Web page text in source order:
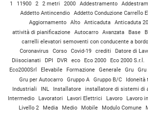
1 11900 2 2 metri 2000 Addestramento
Addetto Antincendio
Addetto Conduzione Carrello
Aggiornamento
Alto Anticaduta Anticaduta
attività di pianificazione
Autocarro Avanzata Base
carrelli elevatori semoventi con conducente a bordo
Coronavirus
Corso Covid-19 crediti Datore di
Diisocianati
DPI DVR eco Eco 2000 Eco 2000 S.r.l.
Eco2000Srl
Elevabile Formazione Generale Gru Gru
Gru per Autocarro
Gruppo A Gruppo B/C Idoneità
Industriali
INL Installatore installatore di sistemi di
Intermedio
Lavoratori Lavori Elettrici Lavoro Lavoro
Livello 2
Media Medio Mobile Modulo Comune